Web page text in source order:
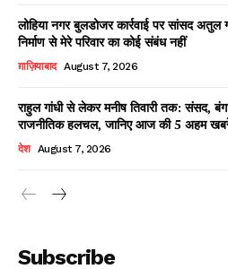
Facebook
X WhatsApp
Read Latest
लोहिया नगर बुलडोजर कार्रवाई पर सांसद
निर्माण से मेरे परिवार का कोई संबंध नहीं
ग़ाज़ियाबाद August 7, 2026
राहुल गांधी से लेकर मनीष तिवारी तक: संसद,
राजनीतिक हलचल, जानिए आज की 5 अहम
देश August 7, 2026
Subscribe